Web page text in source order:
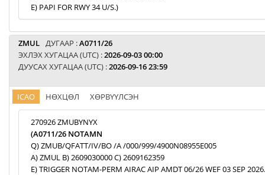
E) PAPI FOR RWY 34 U/S.)
ZMUL ДУГААР :A0711/26
ЭХЛЭХ ХУГАЦАА (UTC) :2026-09-03 00:00
ДУУСАХ ХУГАЦАА (UTC) :2026-09-16 23:59
ICAO НӨХЦӨЛ ХӨРВҮҮЛСЭН
270926 ZMUBYNYX
(A0711/26 NOTAMN
Q) ZMUB/QFATT/IV/BO /A /000/999/4900N08955E005
A) ZMUL B) 2609030000 C) 2609162359
E) TRIGGER NOTAM-PERM AIRAC AIP AMDT 06/26 WEF 03 SEP 2026.